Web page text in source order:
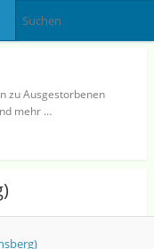
zu Ausgestorbenen
mehr …